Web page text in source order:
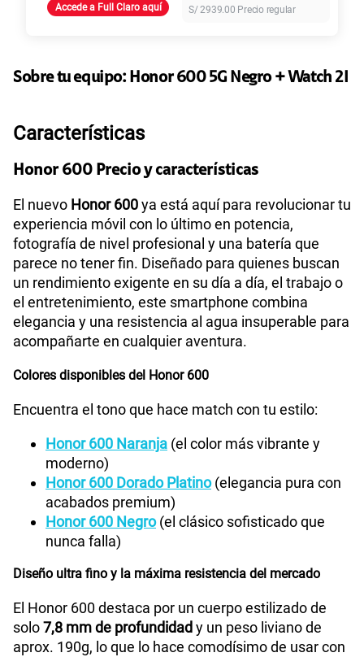
en alta velocidad
Ver más planes
Accede a Full Claro aquí S/2939.00 Precio regular
Sobre tu equipo: Honor 600 5G Negro + Watch 2I
Características
Honor 600 Precio y características
El nuevo Honor 600ya está aquí para revolucionar tu
experiencia móvil con lo último en potencia,
fotografía de nivel profesional y una batería que
parece no tener fin. Diseñado para quienes buscan
un rendimiento exigente en su día a día, el trabajo o
el entretenimiento, este smartphone combina
elegancia y una resistencia al agua insuperable para
acompañarte en cualquier aventura.
Colores disponibles del Honor 600
Encuentra el tono que hace match con tu estilo:
Honor 600 Naranja (el color más vibrante y
moderno)
Honor 600 Dorado Platino(elegancia pura con
acabados premium)
Honor 600 Negro(el clásico sofisticado que
nunca falla)
Diseño ultra fino y la máxima resistencia del mercado
El Honor 600 destaca por un cuerpo estilizado de
solo7,8 mm de profundidad y un peso liviano de
aprox. 190g, lo que lo hace comodísimo de usar con